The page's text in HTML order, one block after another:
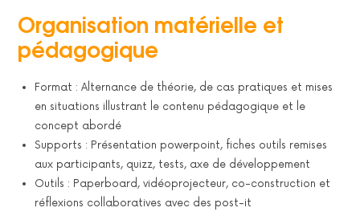
Organisation matérielle et
pédagogique
Format : Alternance de théorie, de cas pratiques et mises
en situations illustrant le contenu pédagogique et le
concept abordé
Supports : Présentation powerpoint, fiches outils remises
aux participants, quizz, tests, axe de développement
Outils : Paperboard, vidéoprojecteur, co-construction et
réflexions collaboratives avec des post-it